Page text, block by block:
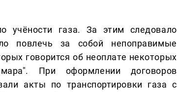
учёности газа. За этим следовало
повлечь за собой непоправимые
говорится об неоплате некоторых
При оформлении договоров
акты по транспортировки газа с